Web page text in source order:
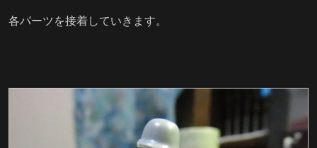
各パーツを接着していきます。